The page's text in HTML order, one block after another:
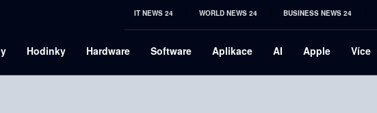
IT NEWS 24 WORLD NEWS 24 BUSINESS NEWS 24
Hodinky Hardware Software Aplikace AI Apple Více